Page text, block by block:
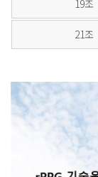
19조
21조